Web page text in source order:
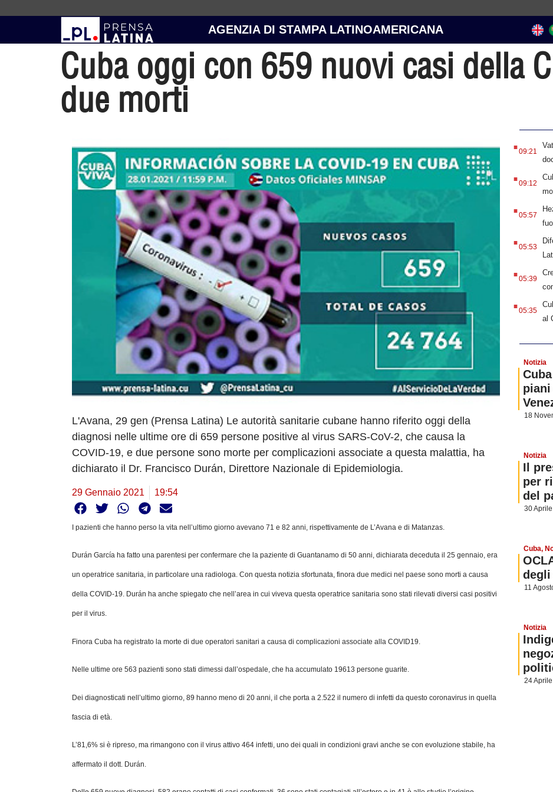
AGENZIA DI STAMPA LATINOAMERICANA
Cuba oggi con 659 nuovi casi della
due morti
L'Avana, 29 gen (Prensa Latina) Le autorità sanitarie cubane hanno riferito oggi della
diagnosi nelle ultime ore di 659 persone positive al virus SARS-CoV-2, che causa la
COVID-19, e due persone sono morte per complicazioni associate a questa malattia, ha
dichiarato il Dr. Francisco Durán, Direttore Nazionale di Epidemiologia.
29 Gennaio 2021 19:54
I pazienti che hanno perso la vita nell’ultimo giorno avevano 71 e 82 anni, rispettivamente de L’Avana e di Matanzas.
Durán García ha fatto una parentesi per confermare che la paziente di Guantanamo di 50 anni, dichiarata deceduta il 25 gennaio, era
un operatrice sanitaria, in particolare una radiologa. Con questa notizia sfortunata, finora due medici nel paese sono morti a causa
della COVID-19. Durán ha anche spiegato che nell’area in cui viveva questa operatrice sanitaria sono stati rilevati diversi casi positivi
per il virus.
Finora Cuba ha registrato la morte di due operatori sanitari a causa di complicazioni associate alla COVID19.
Nelle ultime ore 563 pazienti sono stati dimessi dall’ospedale, che ha accumulato 19613 persone guarite.
Dei diagnosticati nell’ultimo giorno, 89 hanno meno di 20 anni, il che porta a 2.522 il numero di infetti da questo coronavirus in quella
fascia di età.
L’81,6% si è ripreso, ma rimangono con il virus attivo 464 infetti, uno dei quali in condizioni gravi anche se con evoluzione stabile, ha
affermato il dott. Durán.
.09:21
.09:12
.05:57
.05:53
.05:39
.05:35
al
Notizia
18
Notizia
Il
per
del
30
Cuba,
11
Notizia
24